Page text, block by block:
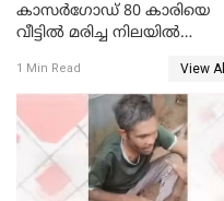
കാസർഗോഡ് 80 കാരിയെ
വീട്ടിൽ മരിച്ച നിലയിൽ
1 Min Read View All